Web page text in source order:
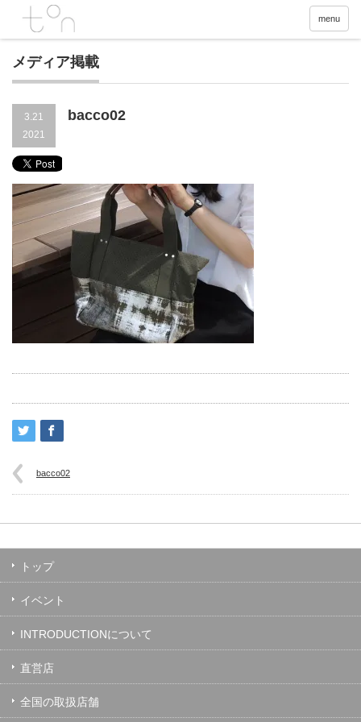
menu
メディア掲載
3.21
2021
bacco02
bacco02
トップ
イベント
INTRODUCTIONについて
直営店
全国の取扱店舗